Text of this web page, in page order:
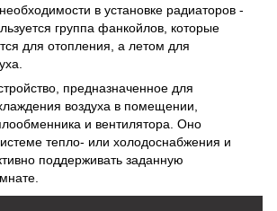
в установке радиаторов -
группа фанкойлов, которые
для отопления, а летом для
предназначенное для
воздуха в помещении,
и вентилятора. Оно
тепло- или холодоснабжения и
поддерживать заданную